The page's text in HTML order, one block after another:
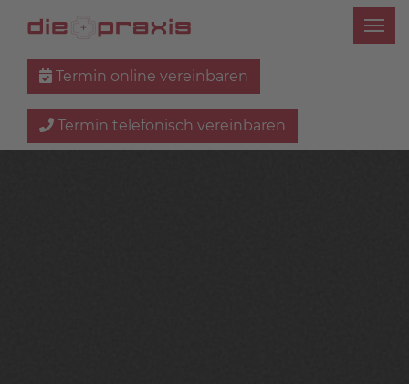
Termin online vereinbaren
Termin telefonisch vereinbaren